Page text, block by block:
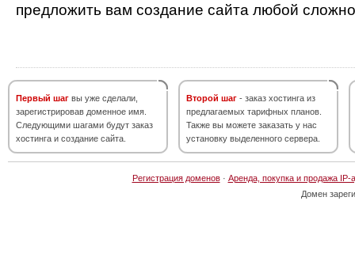
предложить вам создание сайта любой
Первый шаг вы уже сделали,
зарегистрировав доменное имя.
Следующими шагами будут заказ
хостинга и создание сайта.
Второй шаг - заказ хостинга из
предлагаемых тарифных планов.
Также вы можете заказать у нас
установку выделенного сервера.
Регистрация доменов· Аренда, покупка и продажа IP-
Домен